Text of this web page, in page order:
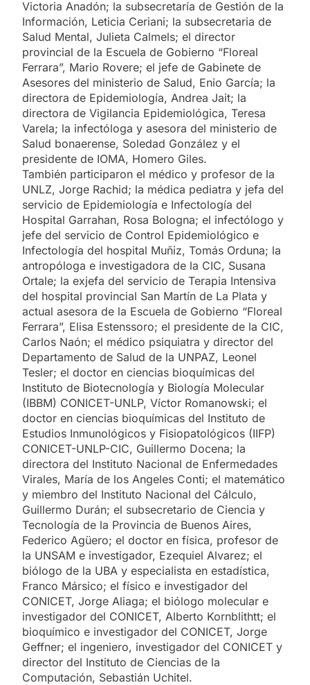
Victoria Anadón; la subsecretaría de Gestión de la
Información, Leticia Ceriani; la subsecretaria de
Salud Mental, Julieta Calmels; el director
provincial de la Escuela de Gobierno “Floreal
Ferrara”, Mario Rovere; el jefe de Gabinete de
Asesores del ministerio de Salud, Enio García; la
directora de Epidemiología, Andrea Jait; la
directora de Vigilancia Epidemiológica, Teresa
Varela; la infectóloga y asesora del ministerio de
Salud bonaerense, Soledad González y el
presidente de IOMA, Homero Giles.
También participaron el médico y profesor de la
UNLZ, Jorge Rachid; la médica pediatra y jefa del
servicio de Epidemiología e Infectología del
Hospital Garrahan, Rosa Bologna; el infectólogo y
jefe del servicio de Control Epidemiológico e
Infectología del hospital Muñiz, Tomás Orduna; la
antropóloga e investigadora de la CIC, Susana
Ortale; la exjefa del servicio de Terapia Intensiva
del hospital provincial San Martín de La Plata y
actual asesora de la Escuela de Gobierno “Floreal
Ferrara”, Elisa Estenssoro; el presidente de la CIC,
Carlos Naón; el médico psiquiatra y director del
Departamento de Salud de la UNPAZ, Leonel
Tesler; el doctor en ciencias bioquímicas del
Instituto de Biotecnología y Biología Molecular
(IBBM) CONICET-UNLP, Víctor Romanowski; el
doctor en ciencias bioquímicas del Instituto de
Estudios Inmunológicos y Fisiopatológicos (IIFP)
CONICET-UNLP-CIC, Guillermo Docena; la
directora del Instituto Nacional de Enfermedades
Virales, María de los Angeles Conti; el matemático
y miembro del Instituto Nacional del Cálculo,
Guillermo Durán; el subsecretario de Ciencia y
Tecnología de la Provincia de Buenos Aires,
Federico Agüero; el doctor en física, profesor de
la UNSAM e investigador, Ezequiel Alvarez; el
biólogo de la UBA y especialista en estadística,
Franco Mársico; el físico e investigador del
CONICET, Jorge Aliaga; el biólogo molecular e
investigador del CONICET, Alberto Kornblithtt; el
bioquímico e investigador del CONICET, Jorge
Geffner; el ingeniero, investigador del CONICET y
director del Instituto de Ciencias de la
Computación, Sebastián Uchitel.